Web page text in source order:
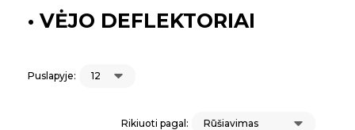
• VĖJO DEFLEKTORIAI
Puslapyje:
Rikiuoti pagal: